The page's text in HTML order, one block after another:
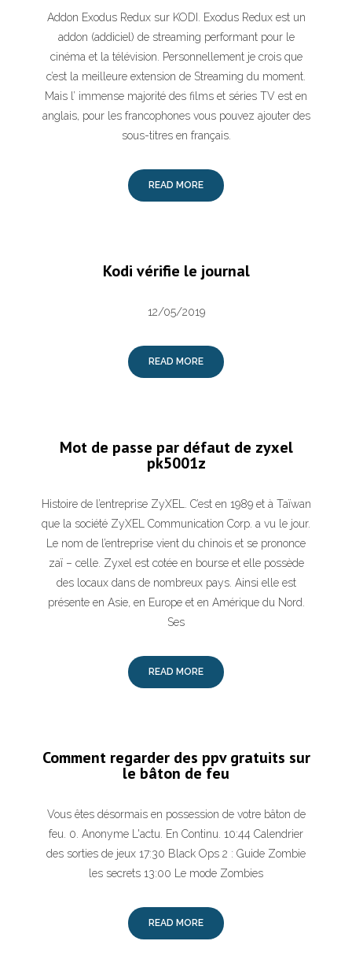
Addon Exodus Redux sur KODI. Exodus Redux est un
addon (addiciel) de streaming performant pour le
cinéma et la télévision. Personnellement je crois que
c’est la meilleure extension de Streaming du moment.
Mais l’ immense majorité des films et séries TV est en
anglais, pour les francophones vous pouvez ajouter des
sous-titres en français.
READ MORE
Kodi vérifie le journal
12/05/2019
READ MORE
Mot de passe par défaut de zyxel
pk5001z
Histoire de l’entreprise ZyXEL. C’est en 1989 et à Taïwan
que la société ZyXEL Communication Corp. a vu le jour.
Le nom de l’entreprise vient du chinois et se prononce
zaï – celle. Zyxel est cotée en bourse et elle possède
des locaux dans de nombreux pays. Ainsi elle est
présente en Asie, en Europe et en Amérique du Nord.
Ses
READ MORE
Comment regarder des ppv gratuits sur
le bâton de feu
Vous êtes désormais en possession de votre bâton de
feu. 0. Anonyme L'actu. En Continu. 10:44 Calendrier
des sorties de jeux 17:30 Black Ops 2 : Guide Zombie
les secrets 13:00 Le mode Zombies
READ MORE